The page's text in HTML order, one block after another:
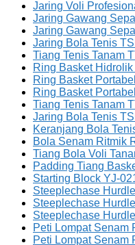
Jaring Voli
Jaring Gawang
Jaring Gawang
Jaring Bola Tenis
Tiang Tenis Tanam
Ring Basket
Ring Basket
Ring Basket
Tiang Tenis Tanam
Jaring Bola Tenis
Keranjang Bola
Bola Senam Ritmik
Tiang Bola Voli
Padding Tiang
Starting Block YJ-
Steeplechase
Steeplechase
Steeplechase
Peti Lompat Senam
Peti Lompat Senam